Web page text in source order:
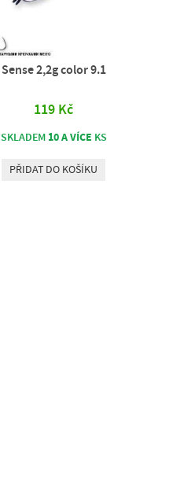
Sense 2,2g color 9.1
119 Kč
SKLADEM 10 A VÍCE KS
PŘIDAT DO KOŠÍKU